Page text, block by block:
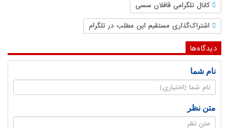
کانال تلگرامی قافلان سسی
اشتراک‌گذاری مستقیم این مطلب در تلگرام
دیدگاه‌ها
نام شما
متن نظر